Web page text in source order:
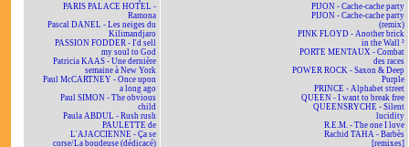
PARIS PALACE HOTEL -
Ramona
Pascal DANEL - Les neiges du
Kilimandjaro
PASSION FODDER - I'd sell
my soul to God
Patricia KAAS - Une dernière
semaine à New York
Paul McCARTNEY - Once upon
a long ago
Paul SIMON - The obvious
child
Paula ABDUL - Rush rush
PAULETTE de
L'AJACCIENNE - Ça se
corse/La boudeuse (dédicacé)
PIJON - Cache-cache party
PIJON - Cache-cache party
(remix)
PINK FLOYD - Another brick
in the Wall ²
PORTE MENTAUX - Combat
des races
POWER ROCK - Saxon & Deep
Purple
PRINCE - Alphabet street
QUEEN - I want to break free
QUEENSRYCHE - Silent
lucidity
R.E.M. - The one I love
Rachid TAHA - Barbès
[remixes]